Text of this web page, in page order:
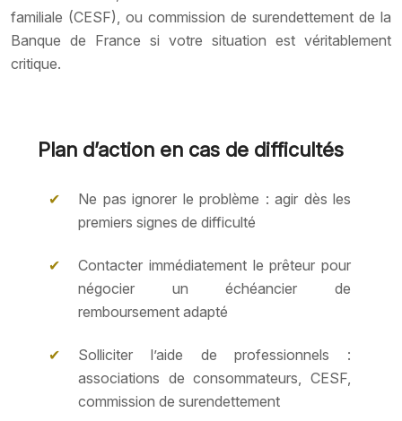
familiale (CESF), ou commission de surendettement de la
Banque de France si votre situation est véritablement
critique.
Plan d’action en cas de difficultés
Ne pas ignorer le problème : agir dès les
premiers signes de difficulté
Contacter immédiatement le prêteur pour
négocier un échéancier de
remboursement adapté
Solliciter l’aide de professionnels :
associations de consommateurs, CESF,
commission de surendettement